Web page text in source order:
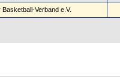
Verband e.V.